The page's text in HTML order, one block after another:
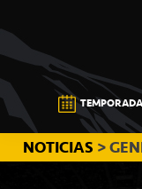
a
la
navegación
principal
al
contenido
principal
a
la
barra
lateral
principal
CB
CANARIAS
TEMPORADA
NOTICIAS >